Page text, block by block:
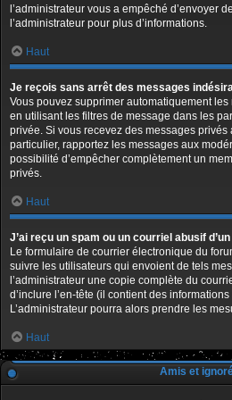
l’administrateur vous a empêché d’envoyer
l’administrateur pour plus d’informations.
Haut
Je reçois sans arrêt des messages
Vous pouvez supprimer automatiquement les
en utilisant les filtres de message dans les
privée. Si vous recevez des messages privés
particulier, rapportez les messages aux
possibilité d’empêcher complètement un
privés.
Haut
J’ai reçu un spam ou un courriel abusif
Le formulaire de courrier électronique du
suivre les utilisateurs qui envoient de tels
l’administrateur une copie complète du
d’inclure l’en-tête (il contient des
L’administrateur pourra alors prendre les
Haut
Amis et